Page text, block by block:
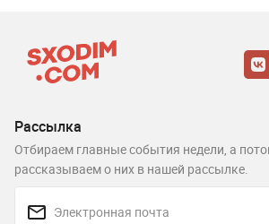
Рассылка
Отбираем главные события недели, а
рассказываем о них в нашей рассылке.